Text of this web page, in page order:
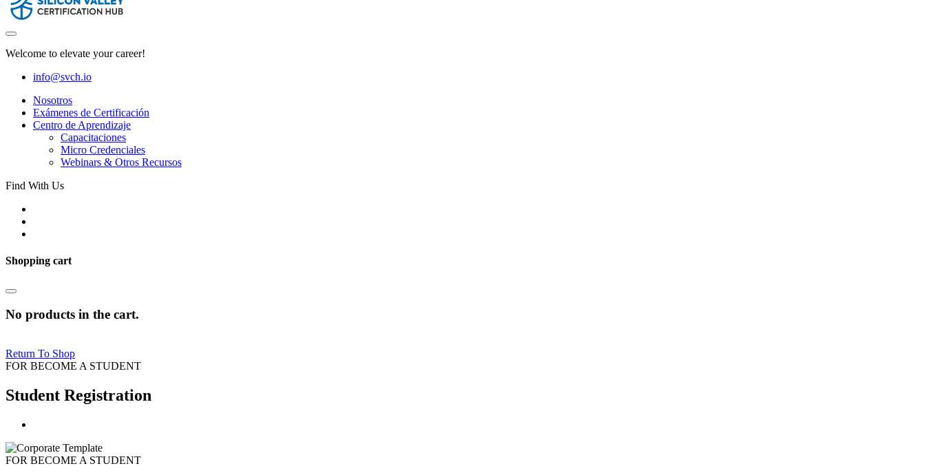
Welcome to elevate your career!
info@svch.io
Nosotros
Exámenes de Certificación
Centro de Aprendizaje
Capacitaciones
Micro Credenciales
Webinars & Otros Recursos
Find With Us
Shopping cart
No products in the cart.
Return To Shop
FOR BECOME A STUDENT
Student Registration
FOR BECOME A STUDENT